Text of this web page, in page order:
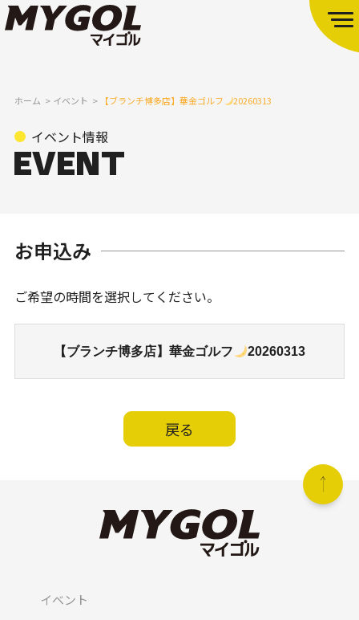
ホーム イベント 【ブランチ博多店】華金ゴルフ 20260313
イベント情報
お申込み
ご希望の時間を選択してください。
【ブランチ博多店】華金ゴルフ 20260313
戻る
イベント